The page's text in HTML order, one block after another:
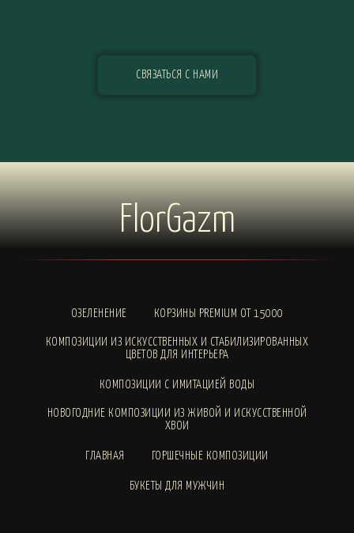
СВЯЗАТЬСЯ С НАМИ
FlorGazm
ОЗЕЛЕНЕНИЕ КОРЗИНЫ PREMIUM ОТ 15000
КОМПОЗИЦИИ ИЗ ИСКУССТВЕННЫХ И СТАБИЛИЗИРОВАННЫХ
ЦВЕТОВ ДЛЯ ИНТЕРЬЕРА
КОМПОЗИЦИИ С ИМИТАЦИЕЙ ВОДЫ
НОВОГОДНИЕ КОМПОЗИЦИИ ИЗ ЖИВОЙ И ИСКУССТВЕННОЙ
ХВОИ
ГЛАВНАЯ ГОРШЕЧНЫЕ КОМПОЗИЦИИ
БУКЕТЫ ДЛЯ МУЖЧИН